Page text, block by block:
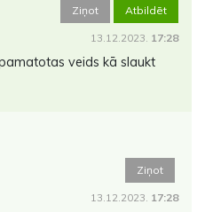
Ziņot Atbildēt
13.12.2023. 17:28
veids kā slaukt
Ziņot
13.12.2023. 17:28